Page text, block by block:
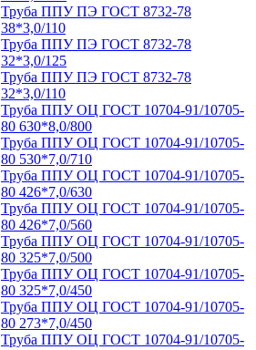
Труба ППУ ПЭ ГОСТ 8732-78
38*3,0/110
Труба ППУ ПЭ ГОСТ 8732-78
32*3,0/125
Труба ППУ ПЭ ГОСТ 8732-78
32*3,0/110
Труба ППУ ОЦ ГОСТ 10704-91/10705-
80 630*8,0/800
Труба ППУ ОЦ ГОСТ 10704-91/10705-
80 530*7,0/710
Труба ППУ ОЦ ГОСТ 10704-91/10705-
80 426*7,0/630
Труба ППУ ОЦ ГОСТ 10704-91/10705-
80 426*7,0/560
Труба ППУ ОЦ ГОСТ 10704-91/10705-
80 325*7,0/500
Труба ППУ ОЦ ГОСТ 10704-91/10705-
80 325*7,0/450
Труба ППУ ОЦ ГОСТ 10704-91/10705-
80 273*7,0/450
Труба ППУ ОЦ ГОСТ 10704-91/10705-